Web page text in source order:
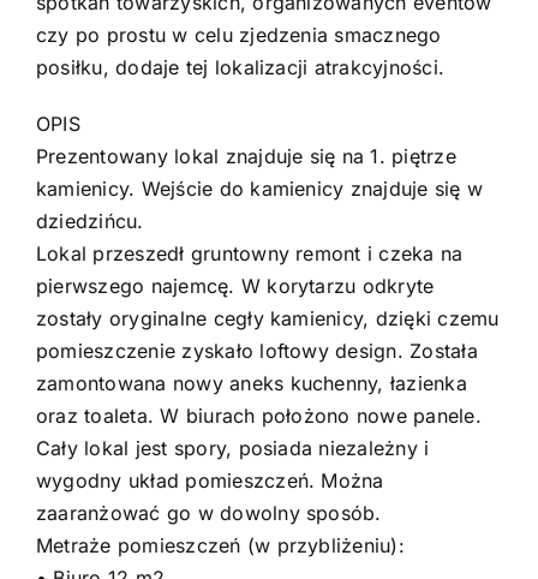
czy po prostu w celu zjedzenia smacznego
posiłku, dodaje tej lokalizacji atrakcyjności.
OPIS
Prezentowany lokal znajduje się na 1. piętrze
kamienicy. Wejście do kamienicy znajduje się w
dziedzińcu.
Lokal przeszedł gruntowny remont i czeka na
pierwszego najemcę. W korytarzu odkryte
zostały oryginalne cegły kamienicy, dzięki czemu
pomieszczenie zyskało loftowy design. Została
zamontowana nowy aneks kuchenny, łazienka
oraz toaleta. W biurach położono nowe panele.
Cały lokal jest spory, posiada niezależny i
wygodny układ pomieszczeń. Można
zaaranżować go w dowolny sposób.
Metraże pomieszczeń (w przybliżeniu):